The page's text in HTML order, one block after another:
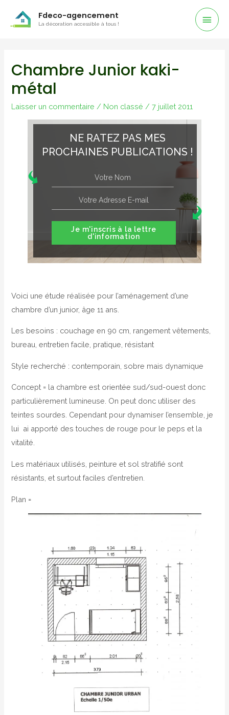
Fdeco-agencement
La décoration accessible à tous !
Chambre Junior kaki-
métal
Laisser un commentaire / Non classé /7 juillet 2011
NE RATEZ PAS MES
PROCHAINES PUBLICATIONS !
Je m'inscris à la lettre
d'information
Voici une étude réalisée pour l’aménagement d’une
chambre d’un junior, âge 11 ans.
Les besoins : couchage en 90 cm, rangement vêtements,
bureau, entretien facile, pratique, résistant
Style recherché : contemporain, sobre mais dynamique
Concept = la chambre est orientée sud/sud-ouest donc
particulièrement lumineuse. On peut donc utiliser des
teintes sourdes. Cependant pour dynamiser l’ensemble, je
lui ai apporté des touches de rouge pour le peps et la
vitalité.
Les matériaux utilisés, peinture et sol stratifié sont
résistants, et surtout faciles d’entretien.
Plan =